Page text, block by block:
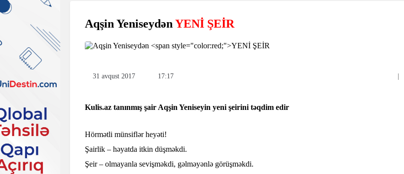
Aqşin Yeniseydən YENİ ŞEİR
31 avqust 2017 17:17
Kulis.az tanınmış şair Aqşin Yeniseyin yeni şeirini təqdim edir
Hörmətli münsiflər heyəti!
Şairlik – həyatda itkin düşməkdi.
Şeir – olmayanla sevişməkdi, gəlməyənlə görüşməkdi.